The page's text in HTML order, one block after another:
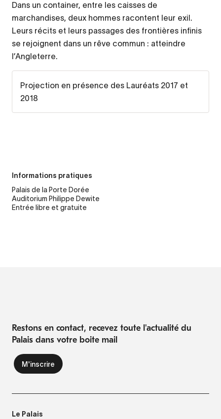
Dans un container, entre les caisses de
marchandises, deux hommes racontent leur exil.
Leurs récits et leurs passages des frontières infinis
se rejoignent dans un rêve commun : atteindre
l’Angleterre.
Projection en présence des Lauréats 2017 et
2018
Informations pratiques
Palais de la Porte Dorée
Auditorium Philippe Dewite
Entrée libre et gratuite
Restons en contact, recevez toute l'actualité du
Palais dans votre boite mail
Le Palais